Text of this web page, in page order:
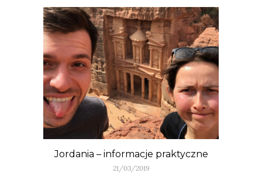
Jordania – informacje praktyczne
21/03/2019